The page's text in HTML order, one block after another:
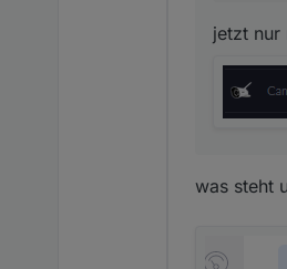
jetzt nur
was steht